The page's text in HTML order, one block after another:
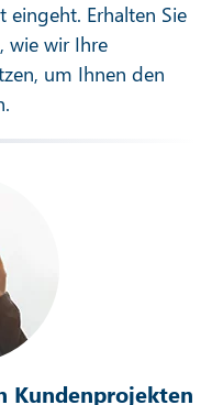
Erhalten Sie
wie wir Ihre
um Ihnen den
Kundenprojekten